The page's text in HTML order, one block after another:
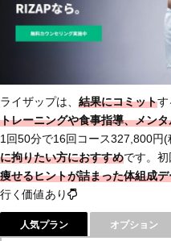
ライザップは、 結果にコミットす
トレーニングや食事指導、メン
1回50分で16回コース327,800円(
に拘りたい方におすすめです。
痩せるヒントが詰まった体組成デ
行く価値あり
人気プラン オプション